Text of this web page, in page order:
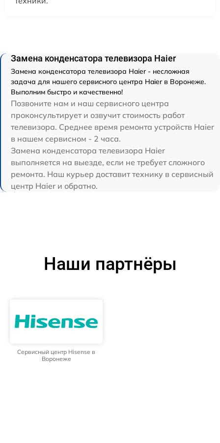
Замена конденсатора телевизора Haier
Замена конденсатора телевизора Haier - несложная
задача для нашего сервисного центра Haier в Воронеже.
Выполним быстро и качественно!
Позвоните нам и наш сервисного центра
проконсультирует и озвучит стоимость работ
телевизора. Среднее время ремонта устройств Haier
в нашем сервисном - 2 часа.
Замена конденсатора телевизора Haier
выполняется на выезде, если не требует сложного
ремонта. Наш курьер доставит технику в сервисный
центр Haier и обратно.
Наши партнёры
Сервисный центр Hisense в
Воронеже